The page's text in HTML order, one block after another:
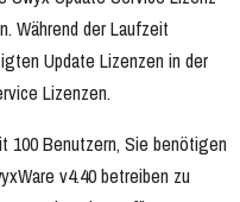
Während der Laufzeit
Update Lizenzen in der
Lizenzen.
100 Benutzern, Sie benötigen
v4.40 betreiben zu